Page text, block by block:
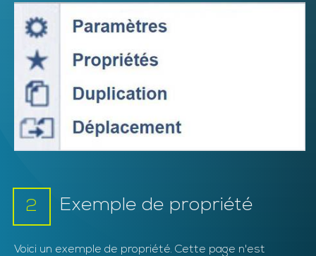
2 Exemple de propriété
Voici un exemple de propriété. Cette page n'est